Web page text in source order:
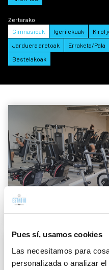
Pues sí, usamos cookies
Las necesitamos para
personalizada o analizar
Zertarako
Gimnasioak
Igerilekuak
Kirol
Jarduera aretoak
Erraketa/Pala
Bestelakoak
UDA